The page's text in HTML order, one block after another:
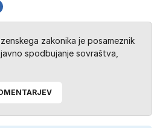
zakonika je posameznik
spodbujanje sovraštva,